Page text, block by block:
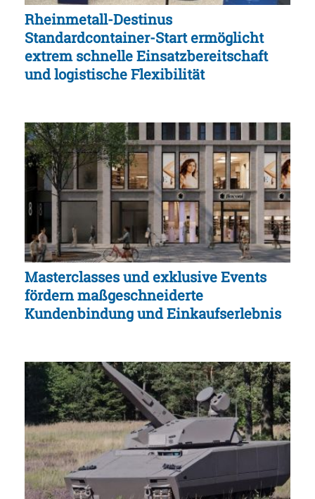
Rheinmetall-Destinus
Standardcontainer-Start ermöglicht
extrem schnelle Einsatzbereitschaft
und logistische Flexibilität
Masterclasses und exklusive Events
fördern maßgeschneiderte
Kundenbindung und Einkaufserlebnis